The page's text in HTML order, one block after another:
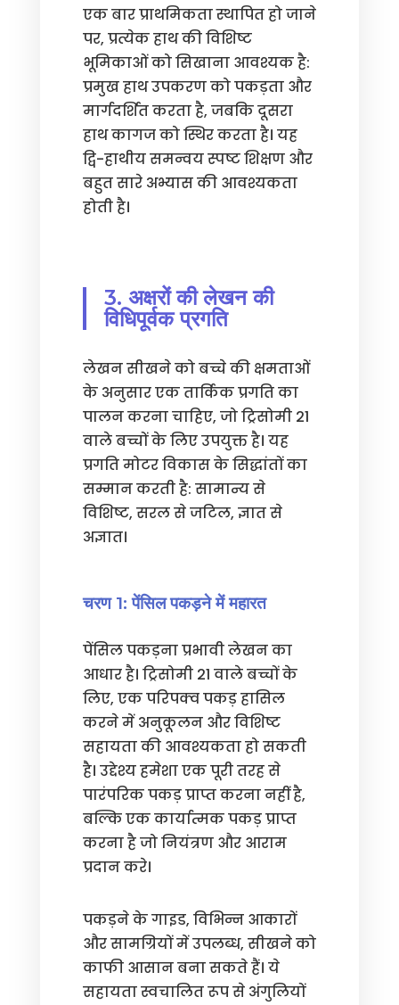
एक बार प्राथमिकता स्थापित हो जाने
पर, प्रत्येक हाथ की विशिष्ट
भूमिकाओं को सिखाना आवश्यक है:
प्रमुख हाथ उपकरण को पकड़ता और
मार्गदर्शित करता है, जबकि दूसरा
हाथ कागज को स्थिर करता है। यह
द्वि-हाथीय समन्वय स्पष्ट शिक्षण और
बहुत सारे अभ्यास की आवश्यकता
होती है।
3. अक्षरों की लेखन की
विधिपूर्वक प्रगति
लेखन सीखने को बच्चे की क्षमताओं
के अनुसार एक तार्किक प्रगति का
पालन करना चाहिए, जो ट्रिसोमी 21
वाले बच्चों के लिए उपयुक्त है। यह
प्रगति मोटर विकास के सिद्धांतों का
सम्मान करती है: सामान्य से
विशिष्ट, सरल से जटिल, ज्ञात से
अज्ञात।
चरण 1: पेंसिल पकड़ने में महारत
पेंसिल पकड़ना प्रभावी लेखन का
आधार है। ट्रिसोमी 21 वाले बच्चों के
लिए, एक परिपक्व पकड़ हासिल
करने में अनुकूलन और विशिष्ट
सहायता की आवश्यकता हो सकती
है। उद्देश्य हमेशा एक पूरी तरह से
पारंपरिक पकड़ प्राप्त करना नहीं है,
बल्कि एक कार्यात्मक पकड़ प्राप्त
करना है जो नियंत्रण और आराम
प्रदान करे।
पकड़ने के गाइड, विभिन्न आकारों
और सामग्रियों में उपलब्ध, सीखने को
काफी आसान बना सकते हैं। ये
सहायता स्वचालित रूप से अंगुलियों